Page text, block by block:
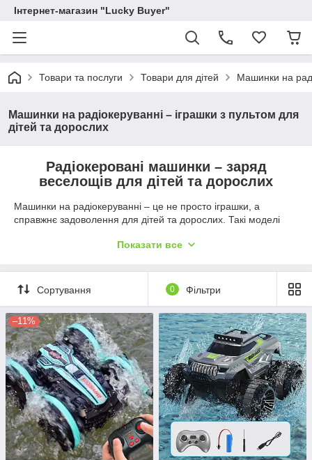
Інтернет-магазин "Lucky Buyer"
Товари та послуги Товари для дітей Машинки на
Машинки на радіокеруванні – іграшки з пультом для
дітей та дорослих
Радіокеровані машинки – заряд
веселощів для дітей та дорослих
Машинки на радіокеруванні – це не просто іграшки, а
справжнє задоволення для дітей та дорослих. Такі моделі
позитивних емоцій. У нашому каталозі представлені машинки
високошвидкісні моделі, будівельна техніка та трюкові амфібії
– іграшки працюють на акумуляторі та доступні у різних
масштабах від 1:24 до 1:8.
В інтернет-магазині Lucky Buyerможна купити машинку на
пульті керування з акумулятором під будь-який вік, стиль
катання та бюджет з доставкою по Україні.
Показати все
Сортування 0 Фільтри
–11%